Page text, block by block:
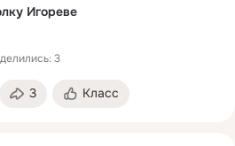
Игореве
3
3 Класс